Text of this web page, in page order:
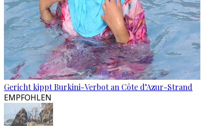
Gericht kippt Burkini-Verbot an Côte d’Azur-Strand
EMPFOHLEN